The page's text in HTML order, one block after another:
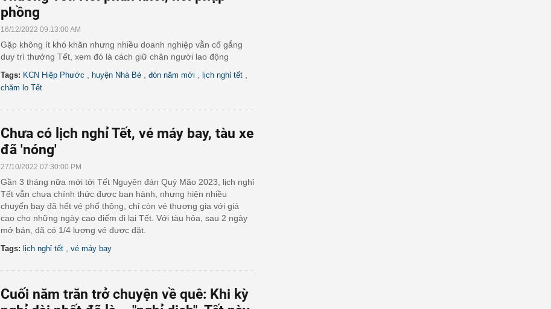
phồng
16/12/2022 09:13:00 AM
Gặp không ít khó khăn nhưng nhiều doanh nghiệp vẫn cố gắng
duy trì thưởng Tết, xem đó là cách giữ chân người lao động
Tags: KCN Hiệp Phước huyện Nhà Bè đón năm mới lịch nghỉ tết
chăm lo Tết
Chưa có lịch nghỉ Tết, vé máy bay, tàu xe
đã 'nóng'
27/10/2022 07:30:00 PM
Gần 3 tháng nữa mới tới Tết Nguyên đán Quý Mão 2023, lịch nghỉ
Tết vẫn chưa chính thức được ban hành, nhưng hiện nhiều
chuyến bay đã hết vé phổ thông, chỉ còn vé thương gia với giá
cao cho những ngày cao điểm đi lại Tết. Với tàu hỏa, sau 2 ngày
mở bán, đã có 1/4 lượng vé được đặt.
Tags: lịch nghỉ tết vé máy bay
Cuối năm trăn trở chuyện về quê: Khi kỳ